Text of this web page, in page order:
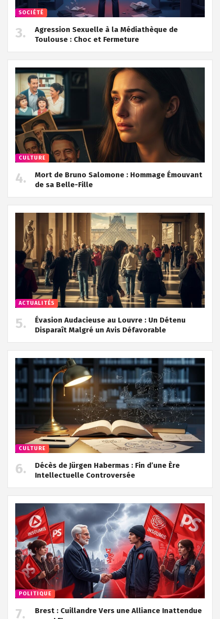
SOCIÉTÉ
Agression Sexuelle à la Médiathèque de
Toulouse : Choc et Fermeture
CULTURE
Mort de Bruno Salomone : Hommage Émouvant
de sa Belle-Fille
ACTUALITÉS
Évasion Audacieuse au Louvre : Un Détenu
Disparaît Malgré un Avis Défavorable
CULTURE
Décès de Jürgen Habermas : Fin d’une Ère
Intellectuelle Controversée
POLITIQUE
Brest : Cuillandre Vers une Alliance Inattendue